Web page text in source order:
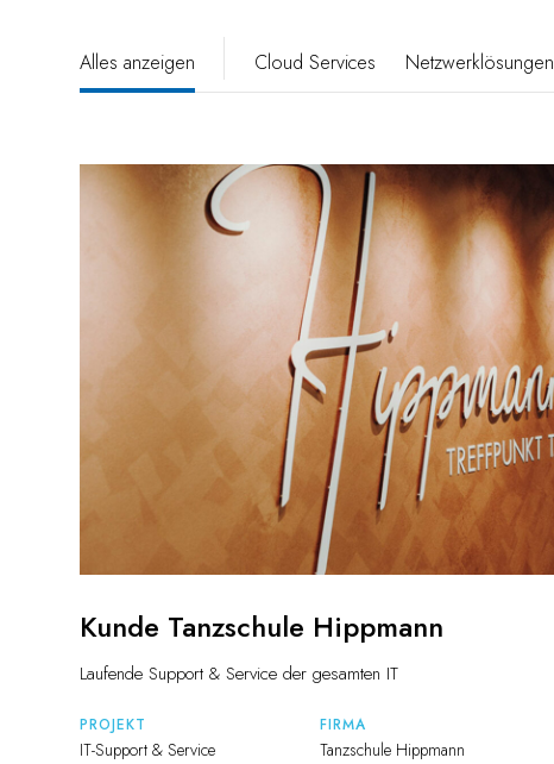
Alles anzeigen Cloud Services Netzwerklösungen
Kunde Tanzschule Hippmann
Laufende Support & Service der gesamten IT
PROJEKT
IT-Support & Service
FIRMA
Tanzschule Hippmann